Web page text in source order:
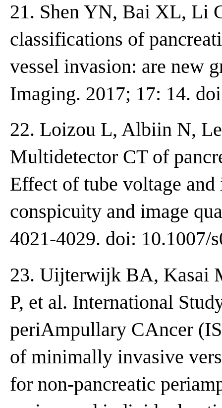
21. Shen YN, Bai XL, Li
classifications of
vessel invasion: are new
Imaging. 2017; 17: 14.
22. Loizou L, Albiin N,
Multidetector CT of
Effect of tube voltage
conspicuity and image
4021-4029. doi: 10.1007/
23. Uijterwijk BA, Kasai
P, et al. International
periAmpullary CAncer
of minimally invasive
for non-pancreatic